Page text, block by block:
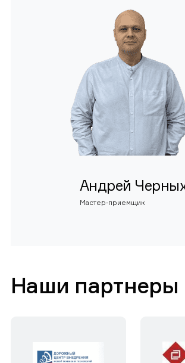
Андрей
Мастер-приемщик
Наши партнеры